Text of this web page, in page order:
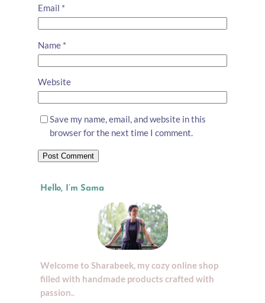
Email *
Name *
Website
Save my name, email, and website in this
browser for the next time I comment.
Hello, I’m Sama
Welcome to Sharabeek, my cozy online shop
filled with handmade products crafted with
passion..